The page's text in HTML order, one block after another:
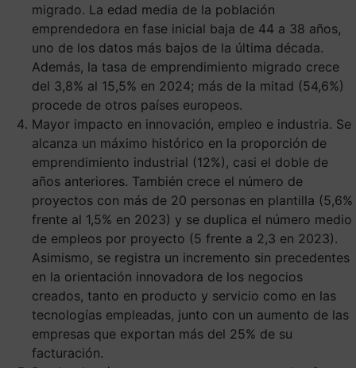
migrado. La edad media de la población
emprendedora en fase inicial baja de 44 a 38 años,
uno de los datos más bajos de la última década.
Además, la tasa de emprendimiento migrado crece
del 3,8% al 15,5% en 2024; más de la mitad (54,6%)
procede de otros países europeos.
Mayor impacto en innovación, empleo e industria. Se
alcanza un máximo histórico en la proporción de
emprendimiento industrial (12%), casi el doble de
años anteriores. También crece el número de
proyectos con más de 20 personas en plantilla (5,6%
frente al 1,5% en 2023) y se duplica el número medio
de empleos por proyecto (5 frente a 2,3 en 2023).
Asimismo, se registra un incremento sin precedentes
en la orientación innovadora de los negocios
creados, tanto en producto y servicio como en las
tecnologías empleadas, junto con un aumento de las
empresas que exportan más del 25% de su
facturación.